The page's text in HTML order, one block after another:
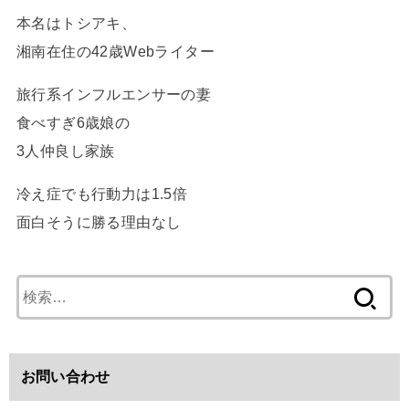
本名はトシアキ、
湘南在住の42歳Webライター
旅行系インフルエンサーの妻
食べすぎ6歳娘の
3人仲良し家族
冷え症でも行動力は1.5倍
面白そうに勝る理由なし
索
お問い合わせ